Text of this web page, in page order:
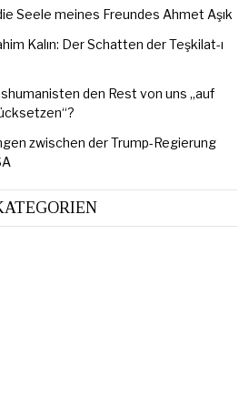
Seele meines Freundes Ahmet Aşık
Kalın: Der Schatten der Teşkilat-ı
den Rest von uns „auf
zwischen der Trump-Regierung